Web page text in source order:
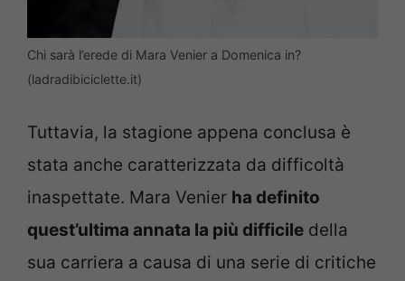
Chi sarà l’erede di Mara Venier a Domenica in?
(ladradibiciclette.it)
Tuttavia, la stagione appena conclusa è
stata anche caratterizzata da difficoltà
inaspettate. Mara Venier ha definito
quest’ultima annata la più difficile della
sua carriera a causa di una serie di critiche